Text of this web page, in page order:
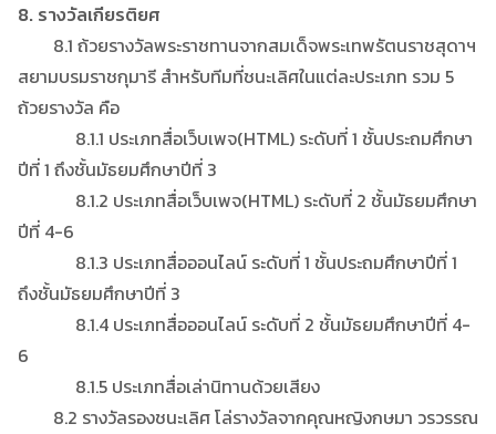
8. รางวัลเกียรติยศ
8.1 ถ้วยรางวัลพระราชทานจากสมเด็จพระเทพรัตนราชสุดาฯ
สยามบรมราชกุมารี สำหรับทีมที่ชนะเลิศในแต่ละประเภท รวม 5
ถ้วยรางวัล คือ
8.1.1 ประเภทสื่อเว็บเพจ(HTML) ระดับที่ 1 ชั้นประถมศึกษา
ปีที่ 1 ถึงชั้นมัธยมศึกษาปีที่ 3
8.1.2 ประเภทสื่อเว็บเพจ(HTML) ระดับที่ 2 ชั้นมัธยมศึกษา
ปีที่ 4-6
8.1.3 ประเภทสื่อออนไลน์ ระดับที่ 1 ชั้นประถมศึกษาปีที่ 1
ถึงชั้นมัธยมศึกษาปีที่ 3
8.1.4 ประเภทสื่อออนไลน์ ระดับที่ 2 ชั้นมัธยมศึกษาปีที่ 4-
6
8.1.5 ประเภทสื่อเล่านิทานด้วยเสียง
8.2 รางวัลรองชนะเลิศ โล่รางวัลจากคุณหญิงกษมา วรวรรณ